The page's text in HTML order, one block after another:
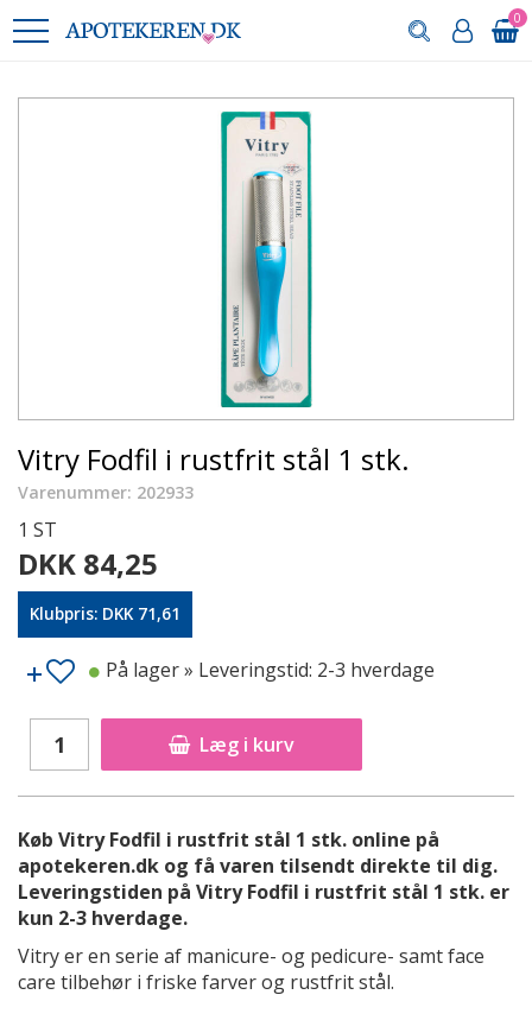
0
Vitry Fodfil i rustfrit stål 1 stk.
Varenummer: 202933
1 ST
DKK 84,25
Klubpris: DKK 71,61
Læg i kurv
På lager» Leveringstid: 2-3 hverdage
Køb Vitry Fodfil i rustfrit stål 1 stk. online på
apotekeren.dk og få varen tilsendt direkte til dig.
Leveringstiden på Vitry Fodfil i rustfrit stål 1 stk. er
kun 2-3 hverdage.
Vitry er en serie af manicure- og pedicure- samt face
care tilbehør i friske farver og rustfrit stål.